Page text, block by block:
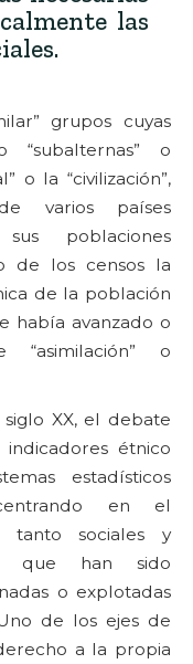
las
grupos cuyas
“subalternas” o
o la “civilización”,
varios países
poblaciones
de los censos la
de la población
había avanzado o
o
XX, el debate
étnico
estadísticos
en el
tanto sociales y
que han sido
o explotadas
de los ejes de
a la propia